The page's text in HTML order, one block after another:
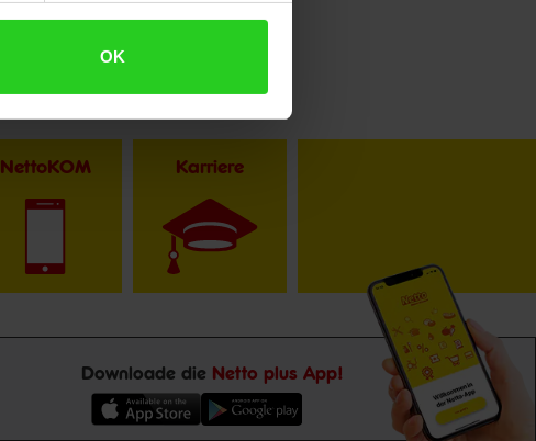
OK
NettoKOM Karriere
Downloade die Netto plus App!